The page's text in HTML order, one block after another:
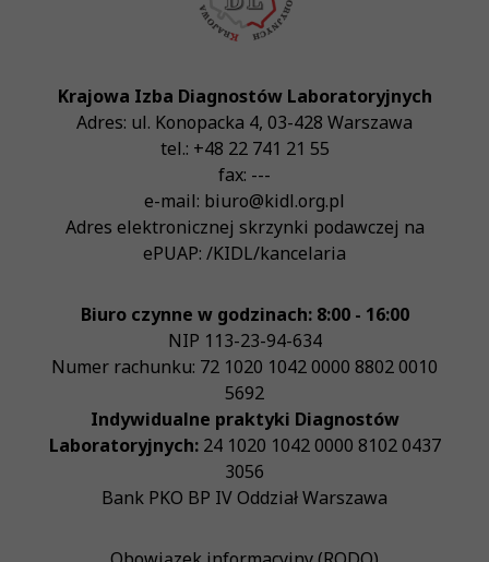
Krajowa Izba Diagnostów Laboratoryjnych
Adres: ul. Konopacka 4, 03-428 Warszawa
tel.: +48 22 741 21 55
fax: ---
e-mail: biuro@kidl.org.pl
Adres elektronicznej skrzynki podawczej na
ePUAP: /KIDL/kancelaria
Biuro czynne w godzinach: 8:00 - 16:00
NIP 113-23-94-634
Numer rachunku: 72 1020 1042 0000 8802 0010
5692
Indywidualne praktyki Diagnostów
Laboratoryjnych:24 1020 1042 0000 8102 0437
3056
Bank PKO BP IV Oddział Warszawa